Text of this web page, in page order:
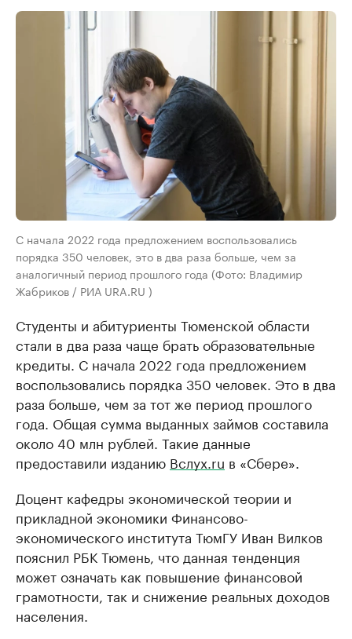
С начала 2022 года предложением воспользовались
порядка 350 человек, это в два раза больше, чем за
аналогичный период прошлого года (Фото: Владимир
Жабриков / РИА URA.RU )
Студенты и абитуриенты Тюменской области
стали в два раза чаще брать образовательные
кредиты. С начала 2022 года предложением
воспользовались порядка 350 человек. Это в два
раза больше, чем за тот же период прошлого
года. Общая сумма выданных займов составила
около 40 млн рублей. Такие данные
предоставили изданию Вслух.ru в «Сбере».
Доцент кафедры экономической теории и
прикладной экономики Финансово-
экономического института ТюмГУ Иван Вилков
пояснил РБК Тюмень, что данная тенденция
может означать как повышение финансовой
грамотности, так и снижение реальных доходов
населения.